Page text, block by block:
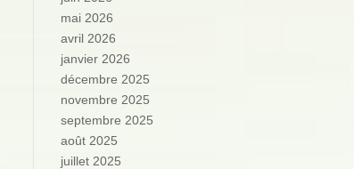
mai 2026
avril 2026
janvier 2026
décembre 2025
novembre 2025
septembre 2025
août 2025
juillet 2025